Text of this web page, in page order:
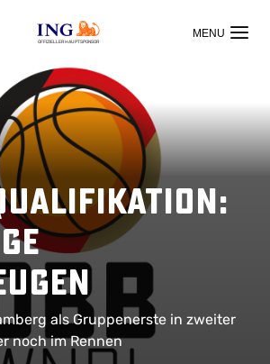
OFFIZIELLER HAUPTSPONSOR
als Gruppenerste in zweiter
noch im Rennen